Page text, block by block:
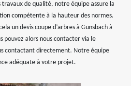
travaux de qualité, notre équipe assure la
compétente à la hauteur des normes.
un devis coupe d’arbres à Gunsbach à
alors nous contacter via le
contactant directement. Notre équipe
adéquate à votre projet.